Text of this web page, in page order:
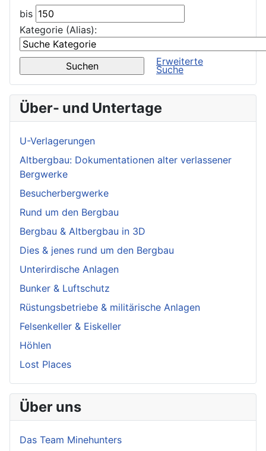
bis
Kategorie (Alias):
Erweiterte
Suche
Über- und Untertage
U-Verlagerungen
Altbergbau: Dokumentationen alter verlassener
Bergwerke
Besucherbergwerke
Rund um den Bergbau
Bergbau & Altbergbau in 3D
Dies & jenes rund um den Bergbau
Unterirdische Anlagen
Bunker & Luftschutz
Rüstungsbetriebe & militärische Anlagen
Felsenkeller & Eiskeller
Höhlen
Lost Places
Über uns
Das Team Minehunters